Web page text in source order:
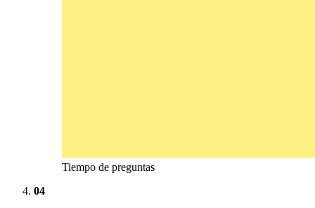
Tiempo de preguntas
04